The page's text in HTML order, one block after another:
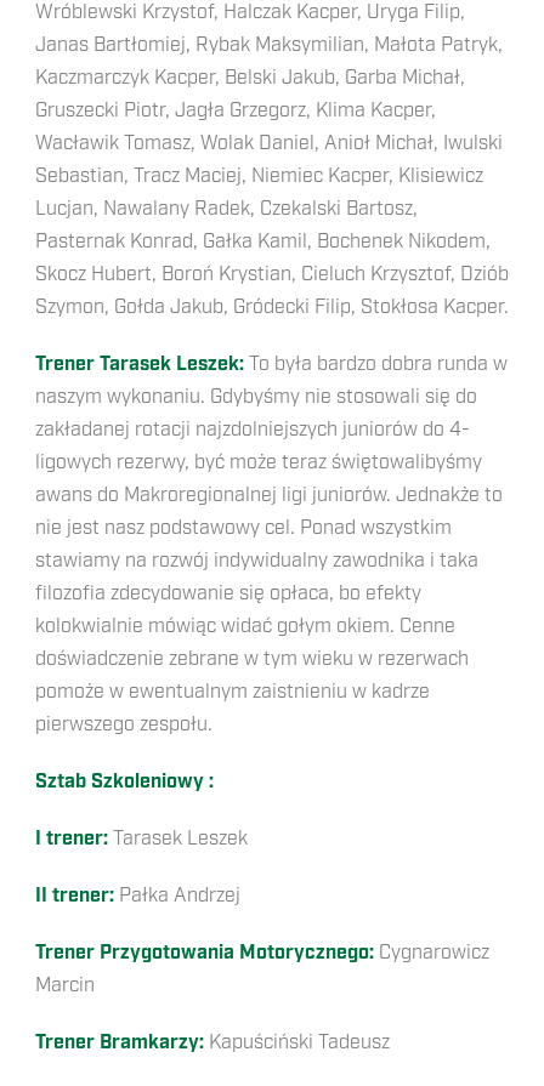
Wróblewski Krzystof, Halczak Kacper, Uryga Filip,
Janas Bartłomiej, Rybak Maksymilian, Małota Patryk,
Kaczmarczyk Kacper, Belski Jakub, Garba Michał,
Gruszecki Piotr, Jagła Grzegorz, Klima Kacper,
Wacławik Tomasz, Wolak Daniel, Anioł Michał, Iwulski
Sebastian, Tracz Maciej, Niemiec Kacper, Klisiewicz
Lucjan, Nawalany Radek, Czekalski Bartosz,
Pasternak Konrad, Gałka Kamil, Bochenek Nikodem,
Skocz Hubert, Boroń Krystian, Cieluch Krzysztof, Dziób
Szymon, Gołda Jakub, Gródecki Filip, Stokłosa Kacper.
Trener Tarasek Leszek: To była bardzo dobra runda w
naszym wykonaniu. Gdybyśmy nie stosowali się do
zakładanej rotacji najzdolniejszych juniorów do 4-
ligowych rezerwy, być może teraz świętowalibyśmy
awans do Makroregionalnej ligi juniorów. Jednakże to
nie jest nasz podstawowy cel. Ponad wszystkim
stawiamy na rozwój indywidualny zawodnika i taka
filozofia zdecydowanie się opłaca, bo efekty
kolokwialnie mówiąc widać gołym okiem. Cenne
doświadczenie zebrane w tym wieku w rezerwach
pomoże w ewentualnym zaistnieniu w kadrze
pierwszego zespołu.
Sztab Szkoleniowy :
I trener: Tarasek Leszek
II trener: Pałka Andrzej
Trener Przygotowania Motorycznego: Cygnarowicz
Marcin
Trener Bramkarzy: Kapuściński Tadeusz